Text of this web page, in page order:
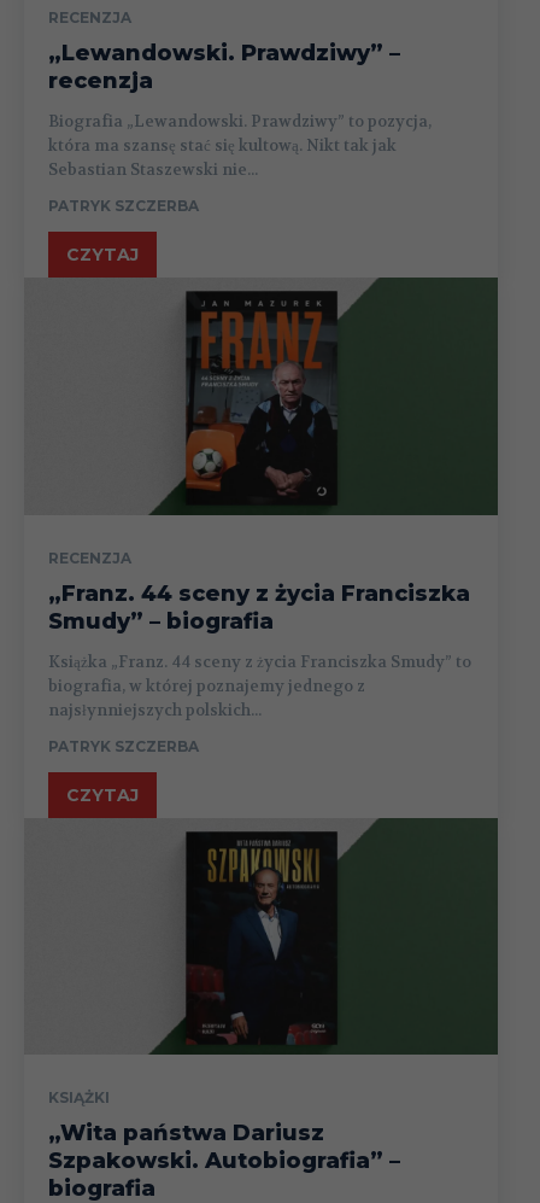
RECENZJA
„Lewandowski. Prawdziwy” –
recenzja
Biografia „Lewandowski. Prawdziwy” to pozycja,
która ma szansę stać się kultową. Nikt tak jak
Sebastian Staszewski nie...
PATRYK SZCZERBA
CZYTAJ
RECENZJA
„Franz. 44 sceny z życia Franciszka
Smudy” – biografia
Książka „Franz. 44 sceny z życia Franciszka Smudy” to
biografia, w której poznajemy jednego z
najsłynniejszych polskich...
PATRYK SZCZERBA
CZYTAJ
KSIĄŻKI
„Wita państwa Dariusz
Szpakowski. Autobiografia” –
biografia